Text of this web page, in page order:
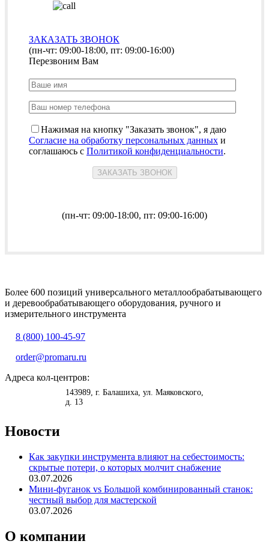
ЗАКАЗАТЬ ЗВОНОК
(пн-чт: 09:00-18:00, пт: 09:00-16:00)
Перезвоним Вам
Нажимая на кнопку "Заказать звонок", я даю
Согласие на обработку персональных данных и
соглашаюсь с Политикой конфиденциальности.
(пн-чт: 09:00-18:00, пт: 09:00-16:00)
Более 600 позиций универсального металлообрабатывающего
и деревообрабатывающего оборудования, ручного и
измерительного инструмента
8 (800) 100-45-97
order@promaru.ru
Адреса кол-центров:
143989 , г. Балашиха ул. Маяковского,
д. 13
Новости
Как закупки инструмента влияют на себестоимость:
скрытые потери, о которых молчит снабжение
03.07.2026
Мини-фуганок vs Большой комбинированный станок:
честный выбор для мастерской
03.07.2026
О компании